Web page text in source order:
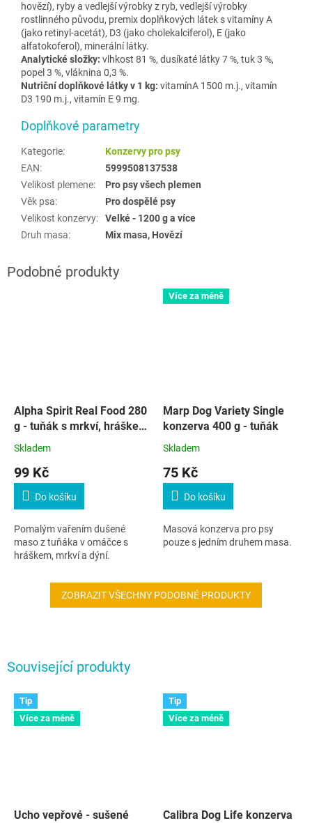
Související produkty
Tip
Více za méně
Ucho vepřové - sušené
Tip
Více za méně
Calibra Dog Life konzerva
hovězí), ryby a vedlejší výrobky z ryb, vedlejší výrobky
rostlinného původu, premix doplňkových látek s vitamíny A
(jako retinyl-acetát), D3 (jako cholekalciferol), E (jako
alfatokoferol), minerální látky.
Analytické složky: vlhkost 81 %, dusíkaté látky 7 %, tuk 3 %,
popel 3 %, vláknina 0,3 %.
Nutriční doplňkové látky v 1 kg: vitamínA 1500 m.j., vitamín
D3 190 m.j., vitamín E 9 mg.
Doplňkové parametry
Kategorie:
Konzervy pro psy
EAN:
5999508137538
Velikost plemene:
Pro psy všech plemen
Věk psa:
Pro dospělé psy
Velikost konzervy:
Velké - 1200 g a více
Druh masa: Mix masa, Hovězí
Alpha Spirit Real Food 280
g - tuňák s mrkví, hráškem
a dýní
Skladem
99 Kč
Do košíku
Pomalým vařením dušené
maso z tuňáka v omáčce s
hráškem, mrkví a dýní.
Více za méně
Marp Dog Variety Single
konzerva 400 g - tuňák
Skladem
75 Kč
Do košíku
Masová konzerva pro psy
pouze s jedním druhem masa.
ZOBRAZIT VŠECHNY PODOBNÉ PRODUKTY